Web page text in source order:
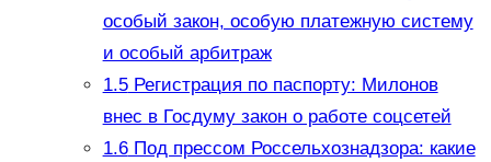
особый закон, особую платежную систему
и особый арбитраж
1.5Регистрация по паспорту: Милонов
внес в Госдуму закон о работе соцсетей
1.6Под прессом Россельхознадзора: какие